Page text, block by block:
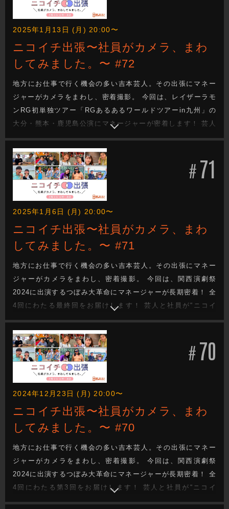
2025年1月13日 (月) 20:00〜
ニコイチ出張〜社員がカメラ、まわ
してみました。〜 #72
地方にお仕事で行く機会の多い吉本芸人。その出張にマネー
ジャーがカメラをまわし、密着撮影。 今回は、レイザーラモ
ンRG初単独ツアー「RGあるあるワールドツアーin九州」の
大分・熊本・鹿児島公演にマネージャーが密着します！ 芸人
と社員が“ニコイチ”となって成り立っているのが吉本興業のお
仕事。その距離感で織りなされる会話や、芸人のオフの顔、
吉本興業社員のお仕事も垣間見れます。(前編)
#71
2025年1月6日 (月) 20:00〜
ニコイチ出張〜社員がカメラ、まわ
してみました。〜 #71
地方にお仕事で行く機会の多い吉本芸人。その出張にマネー
ジャーがカメラをまわし、密着撮影。 今回は、関西演劇祭
2024に出演するつぼみ大革命にマネージャーが長期密着！ 全
4回にわたる最終回をお届けします！ 芸人と社員が“ニコイ
チ”となって成り立っているのが吉本興業のお仕事。その距離
感で織りなされる会話や、芸人のオフの顔、吉本興業社員の
お仕事も垣間見れます。
#70
2024年12月23日 (月) 20:00〜
ニコイチ出張〜社員がカメラ、まわ
してみました。〜 #70
地方にお仕事で行く機会の多い吉本芸人。その出張にマネー
ジャーがカメラをまわし、密着撮影。 今回は、関西演劇祭
2024に出演するつぼみ大革命にマネージャーが長期密着！ 全
4回にわたる第3回をお届けします！ 芸人と社員が“ニコイ
チ”となって成り立っているのが吉本興業のお仕事。その距離